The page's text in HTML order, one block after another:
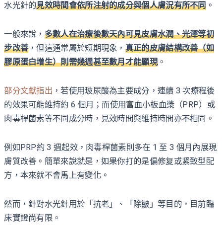
水光針的見效時間會依所注射的成分與個人膚況有所不同。
一般來說， 多數人在治療後數天內可見皮膚水潤、光澤等初
步改善，但這通常屬於短期現象， 真正的皮膚結構改善（如
膠原蛋白增生）則需幾週甚至數月才能顯現。
部分文獻指出 ，若使用玻尿酸為主要成分，連續 3 次療程後
的效果可能維持約 6 個月；而使用富血小板血漿（PRP）或
肉毒桿菌素等不同成分時，見效時間與維持時間亦不相同。
例如PRP約 3 週起效，肉毒桿菌素則多在 1 至 3 個月內展現
膚質改善。簡單來說就是，如果你打的是偏修复或紧致型配
方，本來就不會馬上有變化。
然而，針對水光針用於「抗老」、「除皺」等目的，目前臨
床實證尚有限。